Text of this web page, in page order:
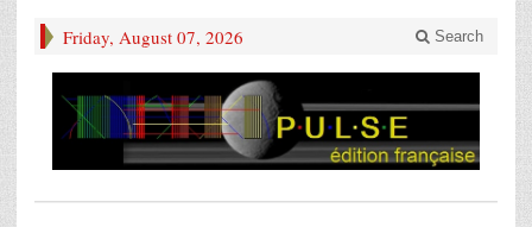
Friday, August 07, 2026 Search